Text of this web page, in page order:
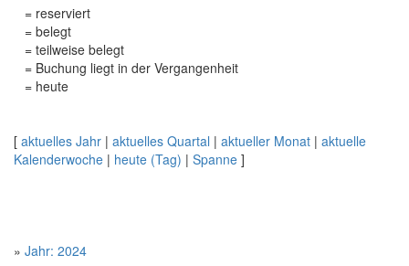
= reserviert
= belegt
= teilweise belegt
= Buchung liegt in der Vergangenheit
= heute
[ aktuelles Jahr | aktuelles Quartal | aktueller Monat | aktuelle
Kalenderwoche | heute (Tag) | Spanne ]
» Jahr: 2024